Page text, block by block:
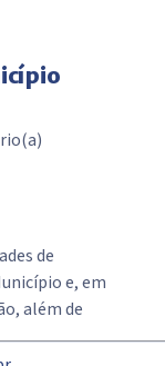
de
e, em
além de